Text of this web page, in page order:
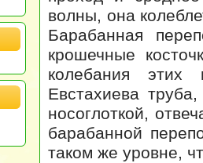
волны, она
Барабанная
крошечные
колебания этих
Евстахиева
носоглоткой,
барабанной
таком же уровне,